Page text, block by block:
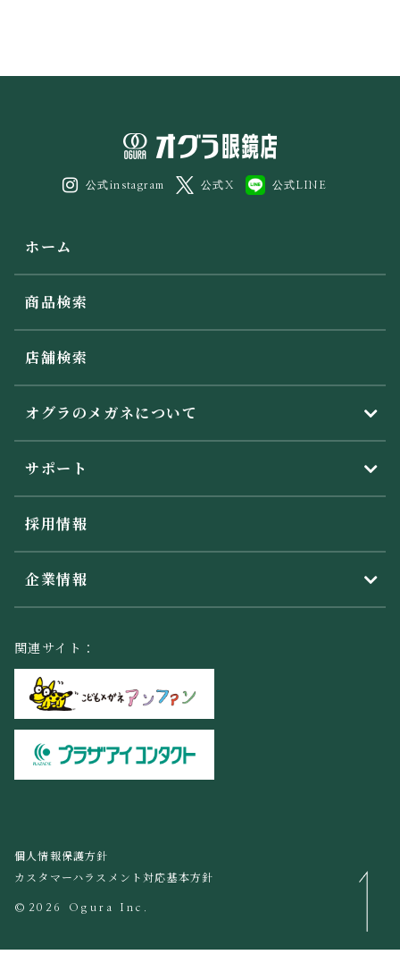
公式instagram 公式X 公式LINE
ホーム
商品検索
店舗検索
オグラのメガネについて
サポート
採用情報
企業情報
関連サイト：
©2026 Ogura Inc.
個人情報保護方針
カスタマーハラスメント対応基本方針